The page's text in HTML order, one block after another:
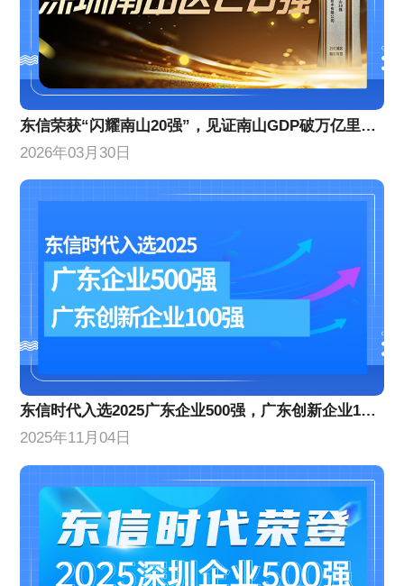
东信荣获“闪耀南山20强”，见证南山GDP破万亿里程碑！
2026年03月30日
东信时代入选2025广东企业500强，广东创新企业100强
2025年11月04日